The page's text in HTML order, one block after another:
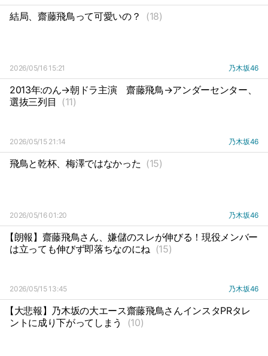
結局、齋藤飛鳥って可愛いの？ (18)
2026/05/16 15:21 乃木坂46
2013年:のん→朝ドラ主演
齋藤飛鳥→アンダーセンター、
選抜三列目 (11)
2026/05/15 21:14 乃木坂46
飛鳥と乾杯、梅澤ではなかった (15)
2026/05/16 01:20 乃木坂46
【朗報】齋藤飛鳥さん、嫌儲のスレが伸びる！現役メンバー
は立っても伸びず即落ちなのにね (15)
2026/05/15 13:45 乃木坂46
【大悲報】乃木坂の大エース齋藤飛鳥さんインスタPRタレ
ントに成り下がってしまう
(10)